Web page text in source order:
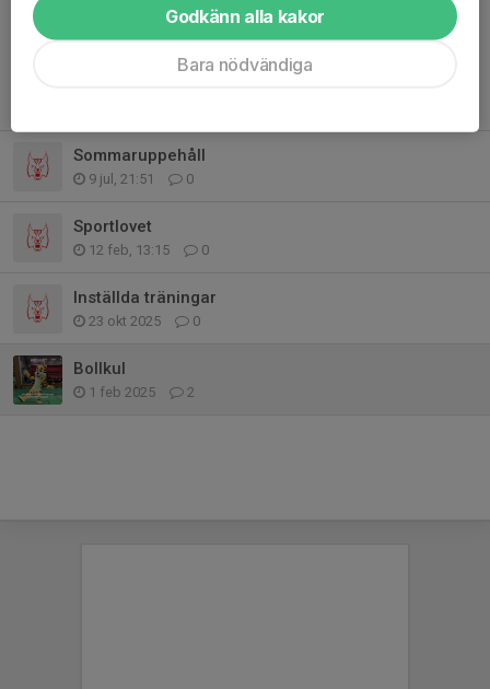
Imorgon (29/3) är bollkul inställt pga sjukdom. Nästa
Sommaruppehåll
9 jul, 21:51 0
Sportlovet
12 feb, 13:15 0
Inställda träningar
23 okt 2025 0
Bollkul
1 feb 2025 2
Godkänn alla kakor
Bara nödvändiga